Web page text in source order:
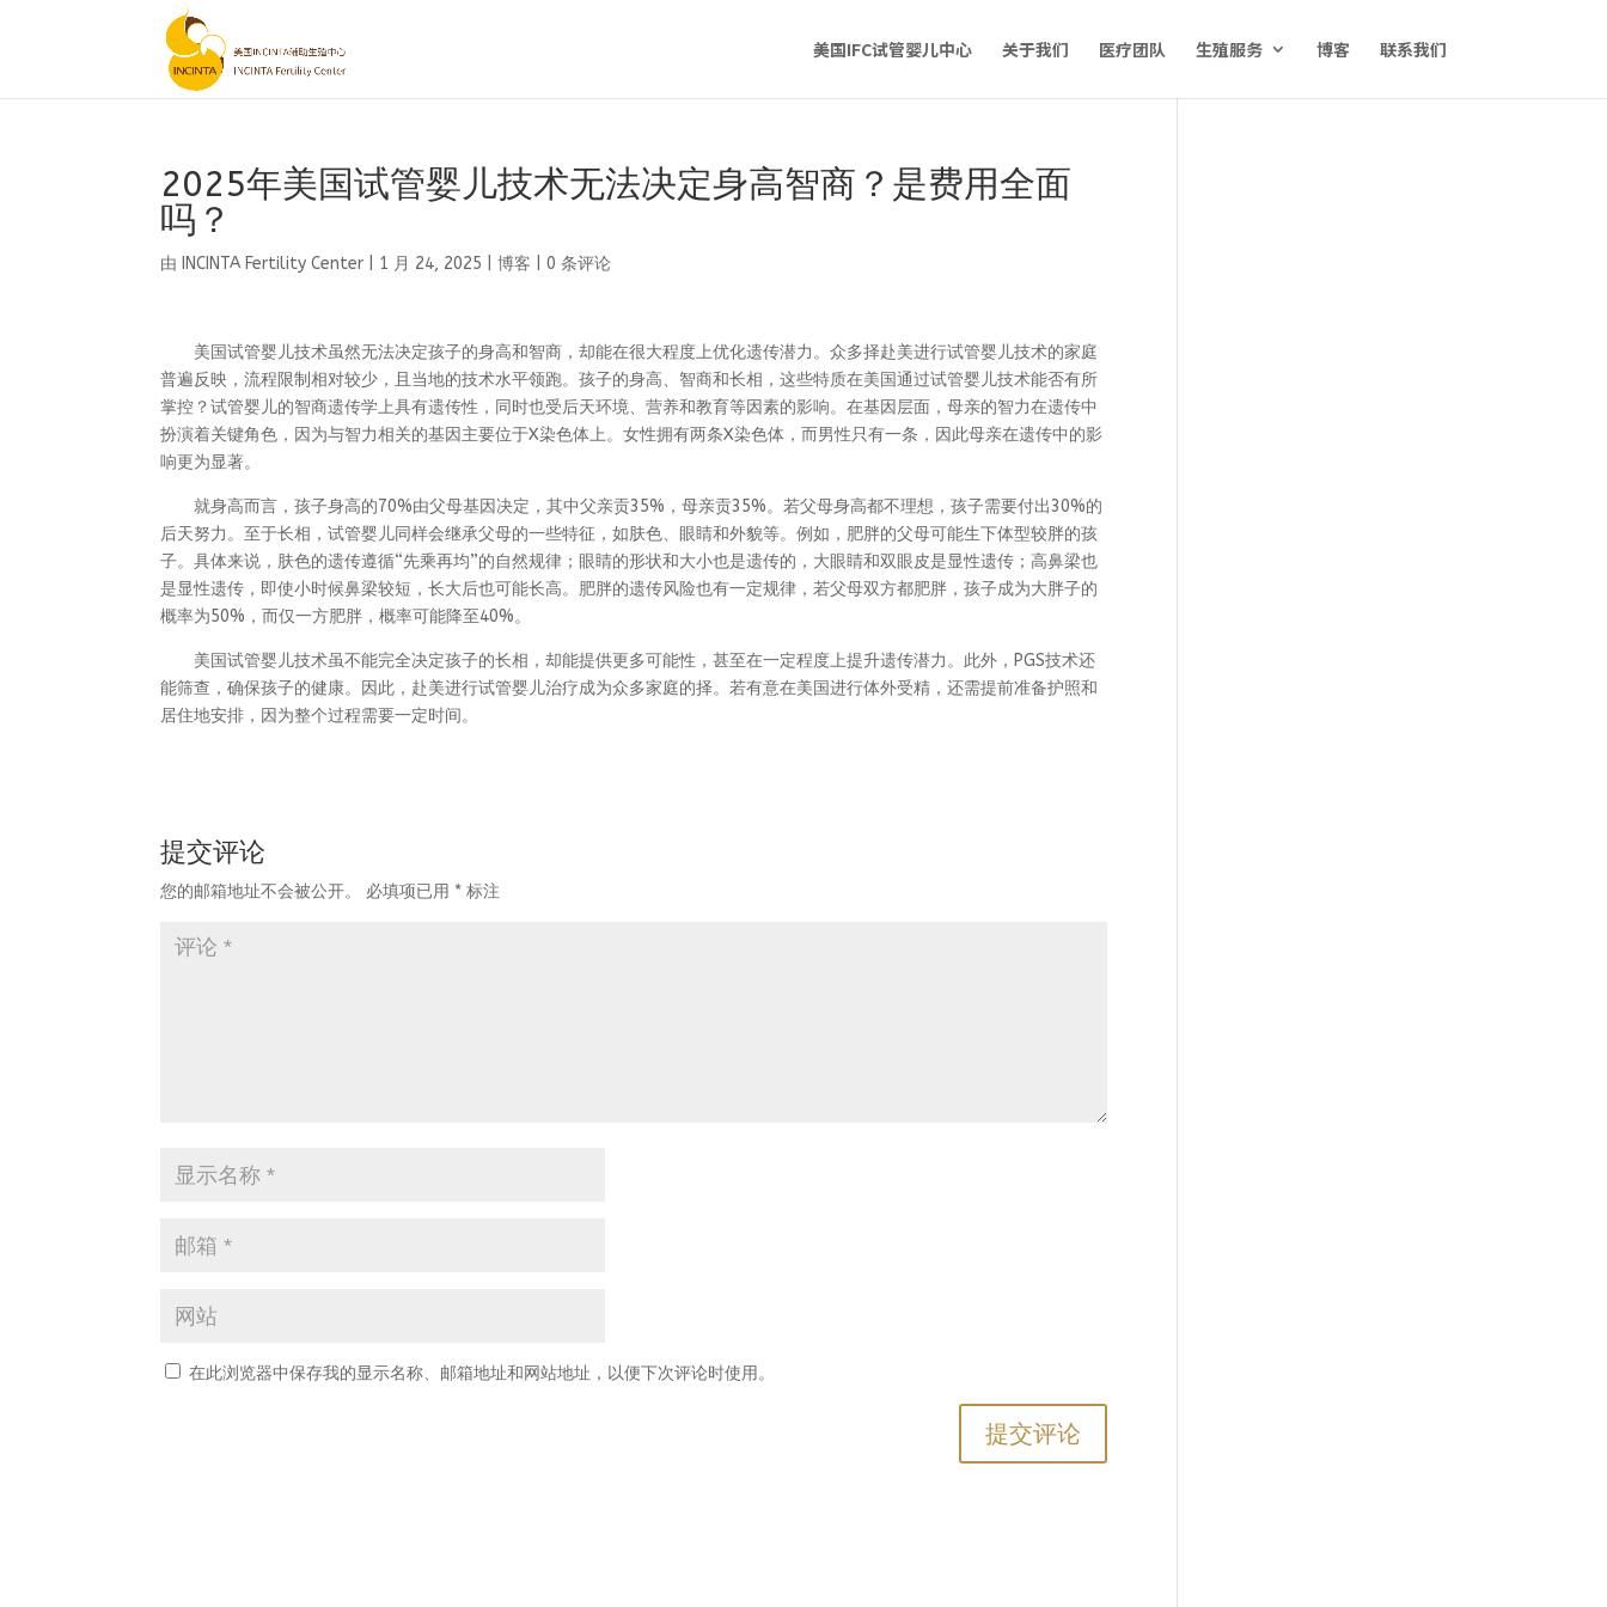
美国IFC试管婴儿中心 关于我们 医疗团队 生殖服务 博客 联系我们
2025年美国试管婴儿技术无法决定身高智商？是费用全面
吗？
由 INCINTA Fertility Center 1 月 24, 2025 |博客 |0 条评论
美国试管婴儿技术虽然无法决定孩子的身高和智商，却能在很大程度上优化遗传潜力。众多择赴美进行试管婴儿技术的家庭
普遍反映，流程限制相对较少，且当地的技术水平领跑。孩子的身高、智商和长相，这些特质在美国通过试管婴儿技术能否有所
掌控？试管婴儿的智商遗传学上具有遗传性，同时也受后天环境、营养和教育等因素的影响。在基因层面，母亲的智力在遗传中
扮演着关键角色，因为与智力相关的基因主要位于X染色体上。女性拥有两条X染色体，而男性只有一条，因此母亲在遗传中的影
响更为显著。
就身高而言，孩子身高的70%由父母基因决定，其中父亲贡35%，母亲贡35%。若父母身高都不理想，孩子需要付出30%的
后天努力。至于长相，试管婴儿同样会继承父母的一些特征，如肤色、眼睛和外貌等。例如，肥胖的父母可能生下体型较胖的孩
子。具体来说，肤色的遗传遵循“先乘再均”的自然规律；眼睛的形状和大小也是遗传的，大眼睛和双眼皮是显性遗传；高鼻梁也
是显性遗传，即使小时候鼻梁较短，长大后也可能长高。肥胖的遗传风险也有一定规律，若父母双方都肥胖，孩子成为大胖子的
概率为50%，而仅一方肥胖，概率可能降至40%。
美国试管婴儿技术虽不能完全决定孩子的长相，却能提供更多可能性，甚至在一定程度上提升遗传潜力。此外，PGS技术还
能筛查，确保孩子的健康。因此，赴美进行试管婴儿治疗成为众多家庭的择。若有意在美国进行体外受精，还需提前准备护照和
居住地安排，因为整个过程需要一定时间。
提交评论
您的邮箱地址不会被公开。 必填项已用 * 标注
在此浏览器中保存我的显示名称、邮箱地址和网站地址，以便下次评论时使用。